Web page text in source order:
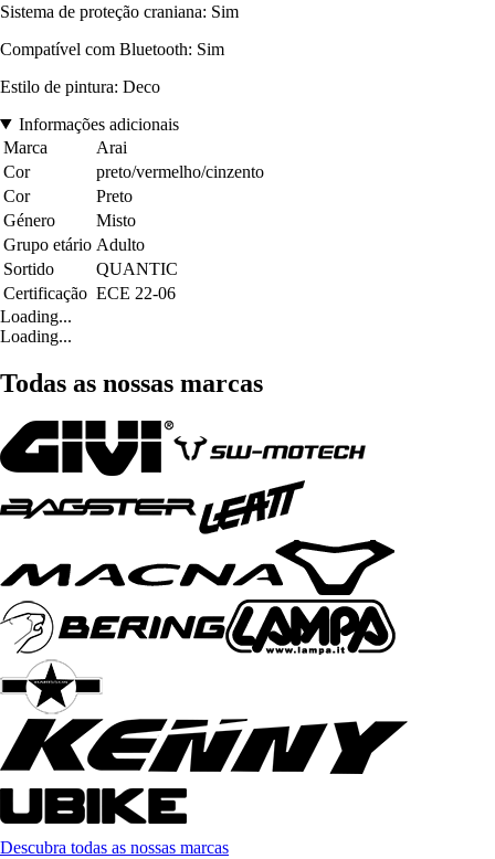
Sistema de proteção craniana: Sim
Compatível com Bluetooth: Sim
Estilo de pintura: Deco
Informações adicionais
Marca
Arai
Cor
preto/vermelho/cinzento
Cor
Preto
Género
Misto
Grupo etário Adulto
Sortido
QUANTIC
Certificação ECE 22-06
Loading...
Loading...
Todas as nossas marcas
Descubra todas as nossas marcas